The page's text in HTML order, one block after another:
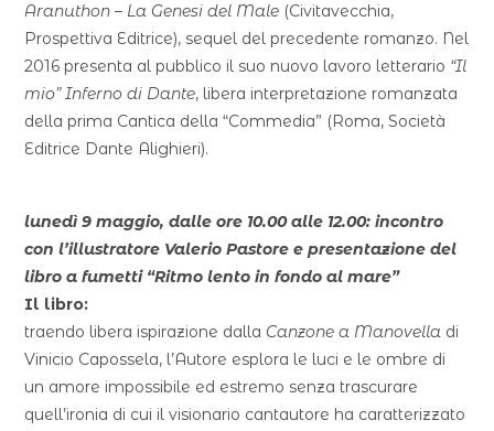
Aranuthon – La Genesi del Male (Civitavecchia,
Prospettiva Editrice), sequel del precedente romanzo. Nel
2016 presenta al pubblico il suo nuovo lavoro letterario “Il
mio” Inferno di Dante, libera interpretazione romanzata
della prima Cantica della “Commedia” (Roma, Società
Editrice Dante Alighieri).
lunedì 9 maggio, dalle ore 10.00 alle 12.00: incontro
con l’illustratore Valerio Pastore e presentazione del
libro a fumetti “Ritmo lento in fondo al mare”
Il libro:
traendo libera ispirazione dalla Canzone a Manovella di
Vinicio Capossela, l’Autore esplora le luci e le ombre di
un amore impossibile ed estremo senza trascurare
quell’ironia di cui il visionario cantautore ha caratterizzato